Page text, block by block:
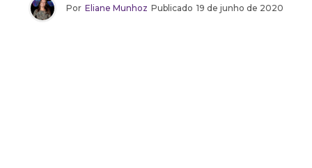
Por Eliane Munhoz Publicado 19 de junho de 2020